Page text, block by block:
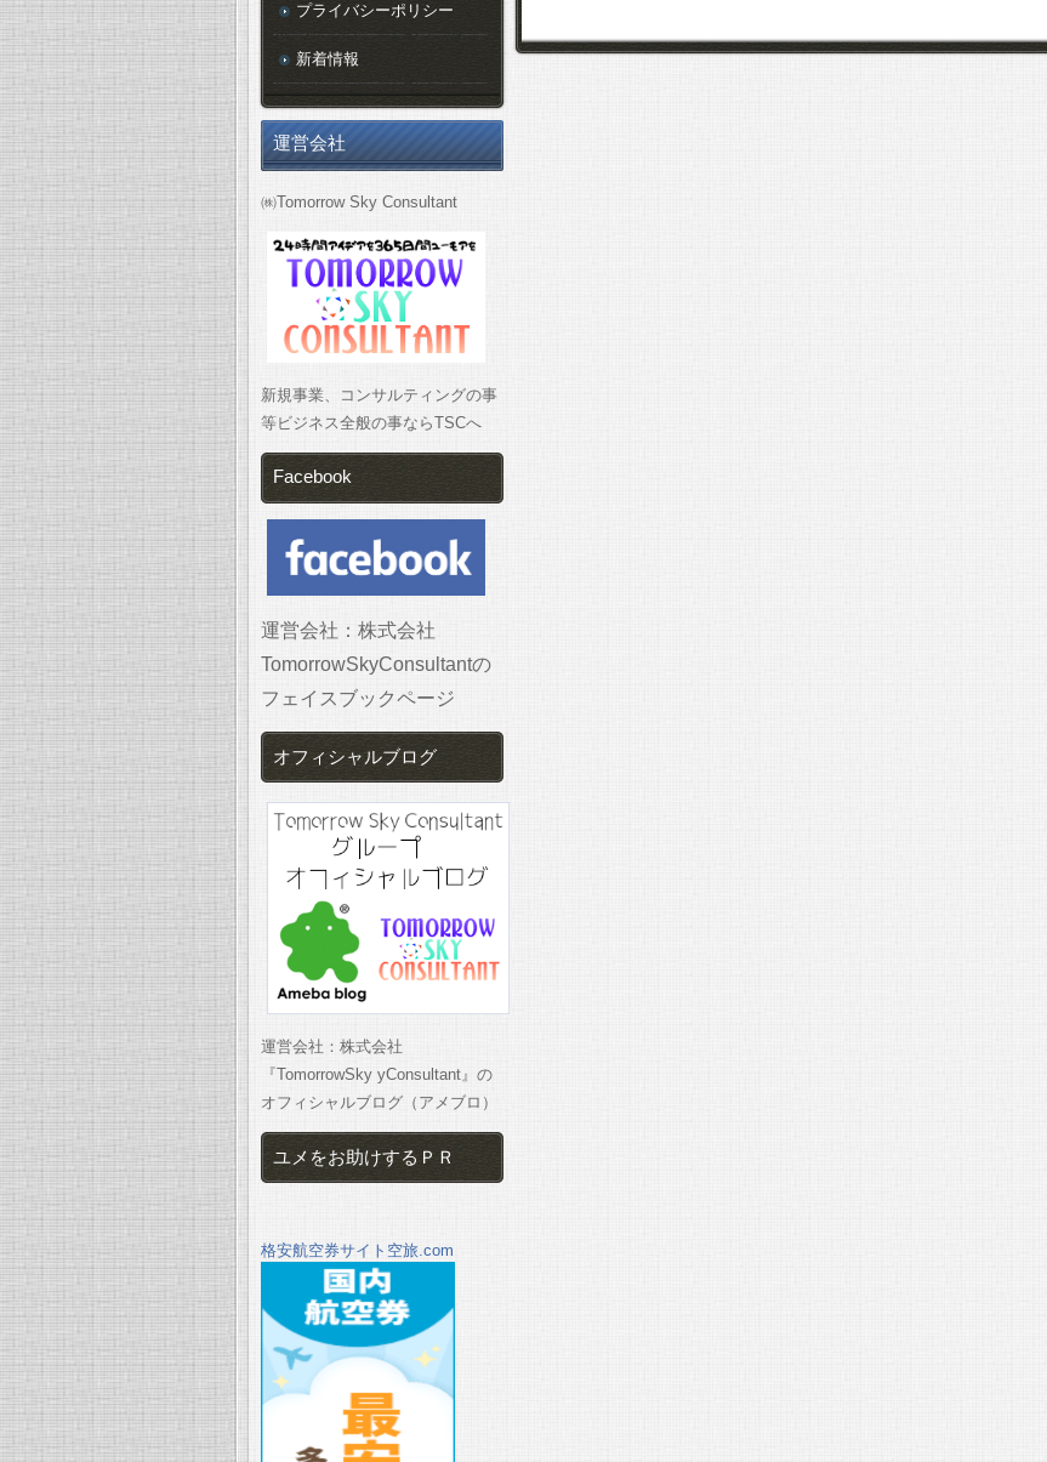
プライバシーポリシー
新着情報
運営会社
㈱Tomorrow Sky Consultant
新規事業、コンサルティングの事
等ビジネス全般の事ならTSCへ
Facebook
運営会社：株式会社
TomorrowSkyConsultantの
フェイスブックページ
オフィシャルブログ
運営会社：株式会社
『TomorrowSky yConsultant』の
オフィシャルブログ（アメブロ）
ユメをお助けするＰＲ
格安航空券サイト空旅.com